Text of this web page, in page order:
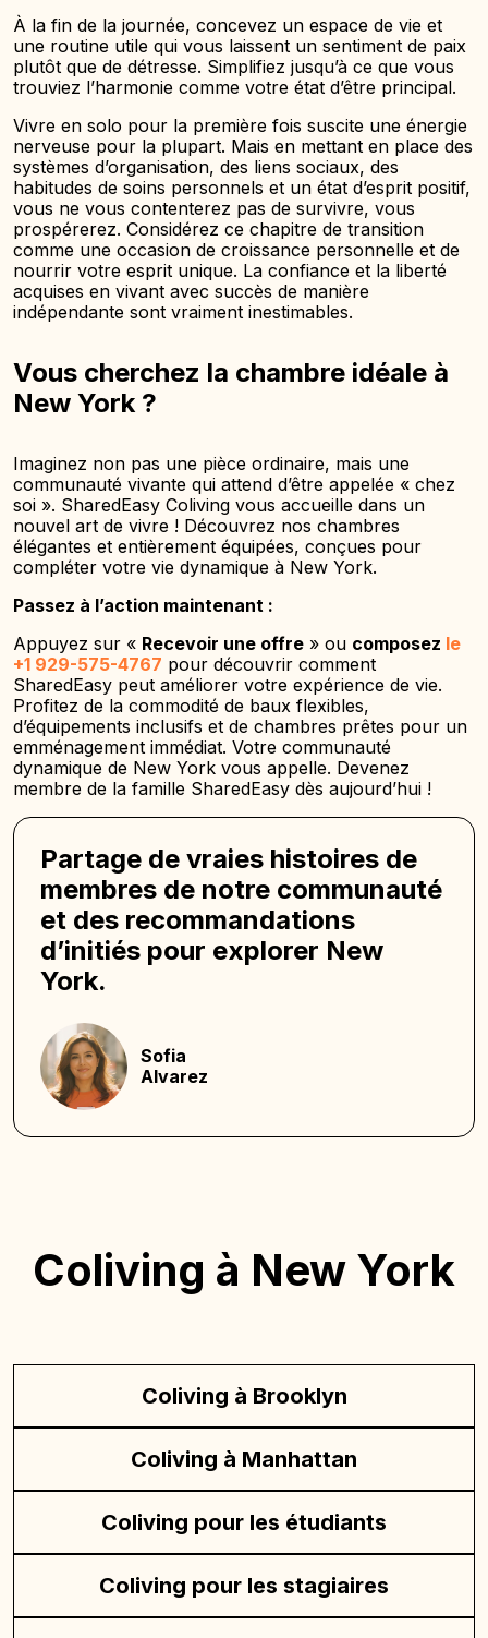
À la fin de la journée, concevez un espace de vie et
une routine utile qui vous laissent un sentiment de paix
plutôt que de détresse. Simplifiez jusqu’à ce que vous
trouviez l’harmonie comme votre état d’être principal.
Vivre en solo pour la première fois suscite une énergie
nerveuse pour la plupart. Mais en mettant en place des
systèmes d’organisation, des liens sociaux, des
habitudes de soins personnels et un état d’esprit positif,
vous ne vous contenterez pas de survivre, vous
prospérerez. Considérez ce chapitre de transition
comme une occasion de croissance personnelle et de
nourrir votre esprit unique. La confiance et la liberté
acquises en vivant avec succès de manière
indépendante sont vraiment inestimables.
Vous cherchez la chambre idéale à
New York ?
Imaginez non pas une pièce ordinaire, mais une
communauté vivante qui attend d’être appelée « chez
soi ». SharedEasy Coliving vous accueille dans un
nouvel art de vivre ! Découvrez nos chambres
élégantes et entièrement équipées, conçues pour
compléter votre vie dynamique à New York.
Passez à l’action maintenant :
Appuyez sur « Recevoir une offre » ou composez le
+1 929-575-4767 pour découvrir comment
SharedEasy peut améliorer votre expérience de vie.
Profitez de la commodité de baux flexibles,
d’équipements inclusifs et de chambres prêtes pour un
emménagement immédiat. Votre communauté
dynamique de New York vous appelle. Devenez
membre de la famille SharedEasy dès aujourd’hui !
Partage de vraies histoires de
membres de notre communauté
et des recommandations
d’initiés pour explorer New
York.
Sofia
Alvarez
Coliving à New York
Coliving à Brooklyn
Coliving à Manhattan
Coliving pour les étudiants
Coliving pour les stagiaires